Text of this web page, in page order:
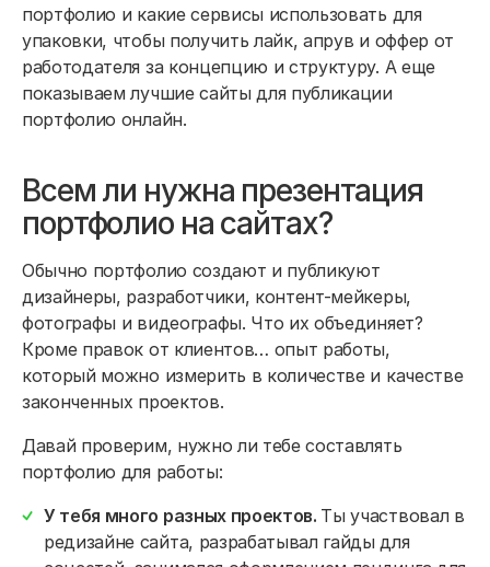
портфолио и какие сервисы использовать для
упаковки, чтобы получить лайк, апрув и оффер от
работодателя за концепцию и структуру. А еще
показываем лучшие сайты для публикации
портфолио онлайн.
Всем ли нужна презентация
портфолио на сайтах?
Обычно портфолио создают и публикуют
дизайнеры, разработчики, контент-мейкеры,
фотографы и видеографы. Что их объединяет?
Кроме правок от клиентов… опыт работы,
который можно измерить в количестве и качестве
законченных проектов.
Давай проверим, нужно ли тебе составлять
портфолио для работы:
У тебя много разных проектов. Ты участвовал в
редизайне сайта, разрабатывал гайды для